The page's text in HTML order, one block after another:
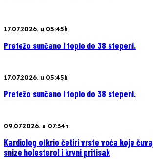
17.07.2026. u 05:45h
Pretežo sunčano i toplo do 38 stepeni.
17.07.2026. u 05:45h
Pretežo sunčano i toplo do 38 stepeni.
09.07.2026. u 07:34h
Kardiolog otkrio četiri vrste voća koje
snize holesterol i krvni pritisak